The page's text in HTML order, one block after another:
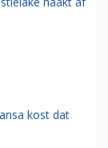
kost dat